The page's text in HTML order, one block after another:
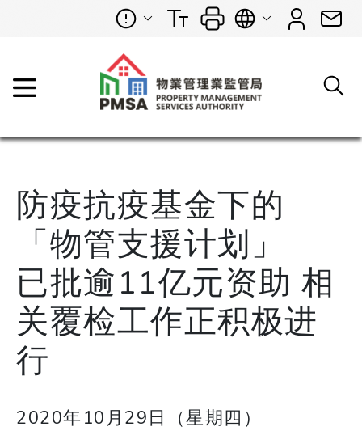
防疫抗疫基金下的
「物管支援计划」
已批逾11亿元资助 相
关覆检工作正积极进
行
2020年10月29日（星期四）